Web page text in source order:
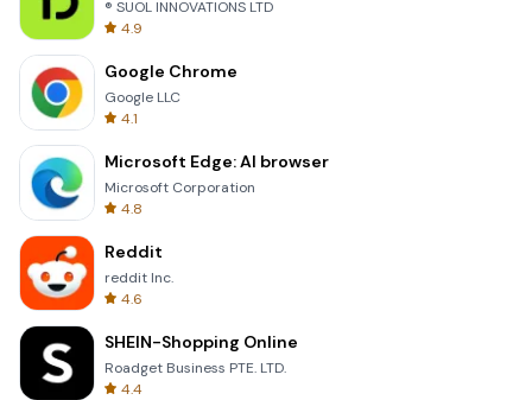
® SUOL INNOVATIONS LTD
4.9
Google Chrome
Google LLC
4.1
Microsoft Edge: AI browser
Microsoft Corporation
4.8
Reddit
reddit Inc.
4.6
SHEIN-Shopping Online
Roadget Business PTE. LTD.
4.4